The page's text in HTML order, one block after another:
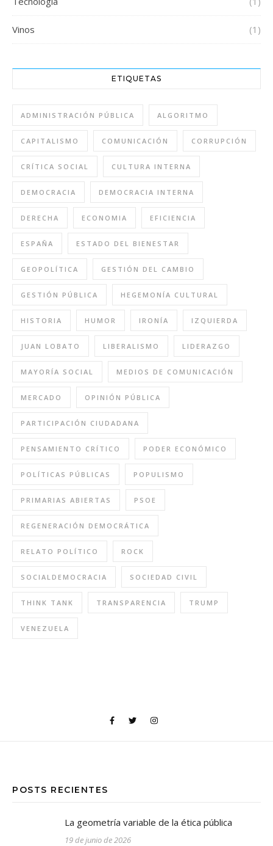
Vinos (1)
ETIQUETAS
ADMINISTRACIÓN PÚBLICA ALGORITMO
CAPITALISMO COMUNICACIÓN CORRUPCIÓN
CRÍTICA SOCIAL CULTURA INTERNA
DEMOCRACIA DEMOCRACIA INTERNA
DERECHA ECONOMIA EFICIENCIA
ESPAÑA ESTADO DEL BIENESTAR
GEOPOLÍTICA GESTIÓN DEL CAMBIO
GESTIÓN PÚBLICA HEGEMONÍA CULTURAL
HISTORIA HUMOR IRONÍA IZQUIERDA
JUAN LOBATO LIBERALISMO LIDERAZGO
MAYORÍA SOCIAL MEDIOS DE COMUNICACIÓN
MERCADO OPINIÓN PÚBLICA
PARTICIPACIÓN CIUDADANA
PENSAMIENTO CRÍTICO PODER ECONÓMICO
POLÍTICAS PÚBLICAS POPULISMO
PRIMARIAS ABIERTAS PSOE
REGENERACIÓN DEMOCRÁTICA
RELATO POLÍTICO ROCK
SOCIALDEMOCRACIA SOCIEDAD CIVIL
THINK TANK TRANSPARENCIA TRUMP
VENEZUELA
POSTS RECIENTES
La geometría variable de la ética pública
19 de junio de 2026